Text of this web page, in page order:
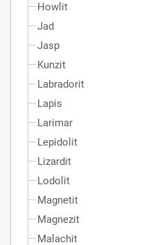
Howlit
Jad
Jasp
Kunzit
Labradorit
Lapis
Larimar
Lepidolit
Lizardit
Lodolit
Magnetit
Magnezit
Malachit